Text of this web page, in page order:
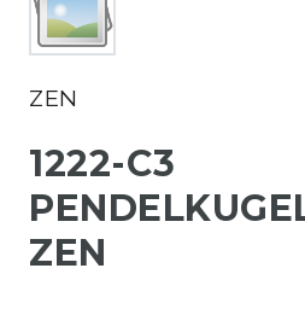
ZEN
1222-C3
ZEN